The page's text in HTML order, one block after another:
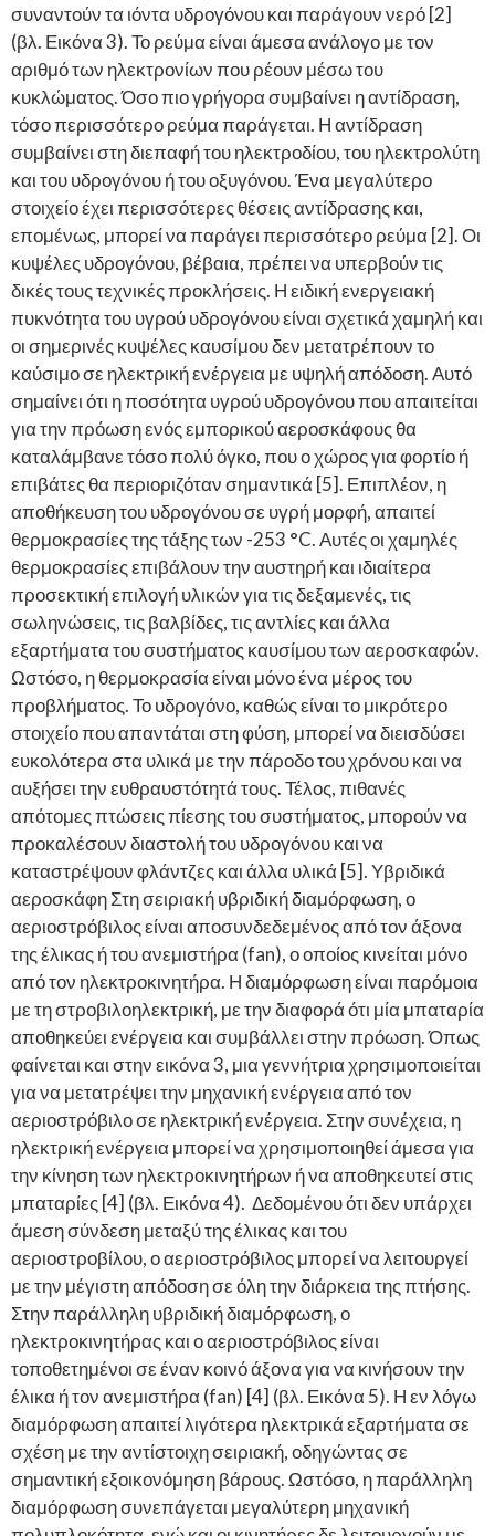
συναντούν τα ιόντα υδρογόνου και παράγουν νερό [2]
(βλ. Εικόνα 3). Το ρεύμα είναι άμεσα ανάλογο με τον
αριθμό των ηλεκτρονίων που ρέουν μέσω του
κυκλώματος. Όσο πιο γρήγορα συμβαίνει η αντίδραση,
τόσο περισσότερο ρεύμα παράγεται. Η αντίδραση
συμβαίνει στη διεπαφή του ηλεκτροδίου, του ηλεκτρολύτη
και του υδρογόνου ή του οξυγόνου. Ένα μεγαλύτερο
στοιχείο έχει περισσότερες θέσεις αντίδρασης και,
επομένως, μπορεί να παράγει περισσότερο ρεύμα [2]. Οι
κυψέλες υδρογόνου, βέβαια, πρέπει να υπερβούν τις
δικές τους τεχνικές προκλήσεις. Η ειδική ενεργειακή
πυκνότητα του υγρού υδρογόνου είναι σχετικά χαμηλή και
οι σημερινές κυψέλες καυσίμου δεν μετατρέπουν το
καύσιμο σε ηλεκτρική ενέργεια με υψηλή απόδοση. Αυτό
σημαίνει ότι η ποσότητα υγρού υδρογόνου που απαιτείται
για την πρόωση ενός εμπορικού αεροσκάφους θα
καταλάμβανε τόσο πολύ όγκο, που ο χώρος για φορτίο ή
επιβάτες θα περιοριζόταν σημαντικά [5]. Επιπλέον, η
αποθήκευση του υδρογόνου σε υγρή μορφή, απαιτεί
θερμοκρασίες της τάξης των -253 °C. Αυτές οι χαμηλές
θερμοκρασίες επιβάλουν την αυστηρή και ιδιαίτερα
προσεκτική επιλογή υλικών για τις δεξαμενές, τις
σωληνώσεις, τις βαλβίδες, τις αντλίες και άλλα
εξαρτήματα του συστήματος καυσίμου των αεροσκαφών.
Ωστόσο, η θερμοκρασία είναι μόνο ένα μέρος του
προβλήματος. Το υδρογόνο, καθώς είναι το μικρότερο
στοιχείο που απαντάται στη φύση, μπορεί να διεισδύσει
ευκολότερα στα υλικά με την πάροδο του χρόνου και να
αυξήσει την ευθραυστότητά τους. Τέλος, πιθανές
απότομες πτώσεις πίεσης του συστήματος, μπορούν να
προκαλέσουν διαστολή του υδρογόνου και να
καταστρέψουν φλάντζες και άλλα υλικά [5]. Υβριδικά
αεροσκάφη Στη σειριακή υβριδική διαμόρφωση, ο
αεριοστρόβιλος είναι αποσυνδεδεμένος από τον άξονα
της έλικας ή του ανεμιστήρα (fan), ο οποίος κινείται μόνο
από τον ηλεκτροκινητήρα. Η διαμόρφωση είναι παρόμοια
με τη στροβιλοηλεκτρική, με την διαφορά ότι μία μπαταρία
αποθηκεύει ενέργεια και συμβάλλει στην πρόωση. Όπως
φαίνεται και στην εικόνα 3, μια γεννήτρια χρησιμοποιείται
για να μετατρέψει την μηχανική ενέργεια από τον
αεριοστρόβιλο σε ηλεκτρική ενέργεια. Στην συνέχεια, η
ηλεκτρική ενέργεια μπορεί να χρησιμοποιηθεί άμεσα για
την κίνηση των ηλεκτροκινητήρων ή να αποθηκευτεί στις
μπαταρίες [4] (βλ. Εικόνα 4). Δεδομένου ότι δεν υπάρχει
άμεση σύνδεση μεταξύ της έλικας και του
αεριοστροβίλου, ο αεριοστρόβιλος μπορεί να λειτουργεί
με την μέγιστη απόδοση σε όλη την διάρκεια της πτήσης.
Στην παράλληλη υβριδική διαμόρφωση, ο
ηλεκτροκινητήρας και ο αεριοστρόβιλος είναι
τοποθετημένοι σε έναν κοινό άξονα για να κινήσουν την
έλικα ή τον ανεμιστήρα (fan) [4] (βλ. Εικόνα 5). Η εν λόγω
διαμόρφωση απαιτεί λιγότερα ηλεκτρικά εξαρτήματα σε
σχέση με την αντίστοιχη σειριακή, οδηγώντας σε
σημαντική εξοικονόμηση βάρους. Ωστόσο, η παράλληλη
διαμόρφωση συνεπάγεται μεγαλύτερη μηχανική